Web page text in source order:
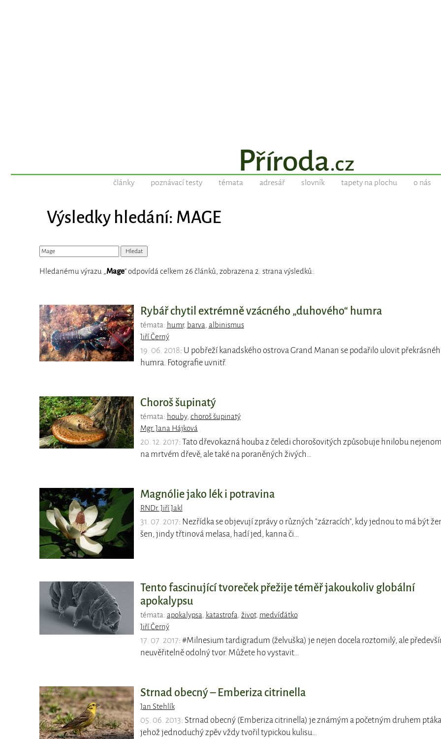
články poznávací testy témata adresář slovník tapety na plochu o nás
Výsledky hledání: MAGE
Hledanému výrazu „ Mage“ odpovídá celkem 26 článků, zobrazena 2. strana výsledků:
Rybář chytil extrémně vzácného „duhového“ humra
témata: humr, barva
albinismus
Jiří Černý
19. 06. 2018: U pobřeží kanadského ostrova Grand Manan se podařilo ulovit
humra. Fotografie uvnitř.
Choroš šupinatý
témata: houby, choroš šupinatý
Mgr. Jana Hájková
20. 12. 2017: Tato dřevokazná houba z čeledi chorošovitých způsobuje hnilobu
na mrtvém dřevě, ale také na poraněných živých…
Magnólie jako lék i potravina
RNDr. Jiří Jakl
31. 07. 2017: Nezřídka se objevují zprávy o různých "zázracích", kdy jednou to má být
šen, jindy třtinová melasa, hadí jed, kanna či…
Tento fascinující tvoreček přežije téměř jakoukoliv globální
apokalypsu
témata: apokalypsa katastrofa život, medvíďátko
Jiří Černý
17. 07. 2017: #Milnesium tardigradum (želvuška) je nejen docela roztomilý, ale
neuvěřitelně odolný tvor. Můžete ho vystavit…
Strnad obecný – Emberiza citrinella
Jan Stehlík
05. 06. 2013: Strnad obecný (Emberiza citrinella) je známým a početným druhem
jehož jednoduchý zpěv vždy tvořil typickou kulisu…